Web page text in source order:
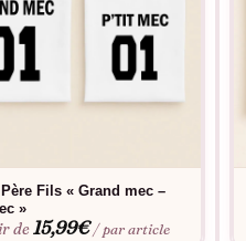
Fils « Grand mec –
»
de15,99€ / par article